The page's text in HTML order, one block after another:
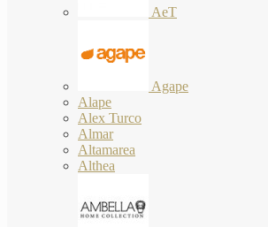
AeT
Agape
Alape
Alex Turco
Almar
Altamarea
Althea